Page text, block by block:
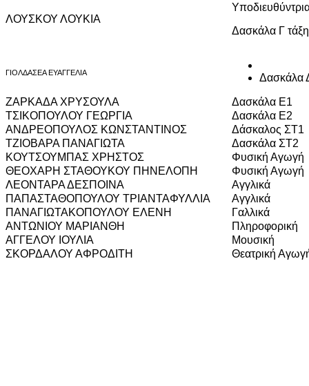
ΛΟΥΣΚΟΥ ΛΟΥΚΙΑ
Δασκάλα Γ
ΓΙΟΛΔΑΣΕΑ ΕΥΑΓΓΕΛΙΑ Δασκάλα
ΖΑΡΚΑΔΑ ΧΡΥΣΟΥΛΑ
Δασκάλα Ε1
ΤΣΙΚΟΠΟΥΛΟΥ ΓΕΩΡΓΙΑ
Δασκάλα Ε2
ΑΝΔΡΕΟΠΟΥΛΟΣ ΚΩΝΣΤΑΝΤΙΝΟΣ
Δάσκαλος ΣΤ1
ΤΖΙΟΒΑΡΑ ΠΑΝΑΓΙΩΤΑ
Δασκάλα ΣΤ2
ΚΟΥΤΣΟΥΜΠΑΣ ΧΡΗΣΤΟΣ
Φυσική Αγωγή
ΘΕΟΧΑΡΗ ΣΤΑΘΟΥΚΟΥ ΠΗΝΕΛΟΠΗ
Φυσική Αγωγή
ΛΕΟΝΤΑΡΑ ΔΕΣΠΟΙΝΑ
Αγγλικά
ΠΑΠΑΣΤΑΘΟΠΟΥΛΟΥ ΤΡΙΑΝΤΑΦΥΛΛΙΑ
Αγγλικά
ΠΑΝΑΓΙΩΤΑΚΟΠΟΥΛΟΥ ΕΛΕΝΗ
Γαλλικά
ΑΝΤΩΝΙΟΥ ΜΑΡΙΑΝΘΗ
Πληροφορική
ΑΓΓΕΛΟΥ ΙΟΥΛΙΑ
Μουσική
ΣΚΟΡΔΑΛΟΥ ΑΦΡΟΔΙΤΗ
Θεατρική